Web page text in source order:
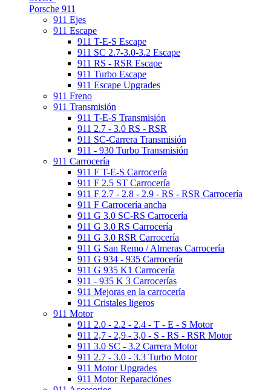
Porsche 911
911 Ejes
911 Escape
911 T-E-S Escape
911 SC 2.7-3.0-3.2 Escape
911 RS - RSR Escape
911 Turbo Escape
911 Escape Upgrades
911 Freno
911 Transmisión
911 T-E-S Transmisión
911 2.7 - 3.0 RS - RSR
911 SC-Carrera Transmisión
911 - 930 Turbo Transmisión
911 Carrocería
911 F T-E-S Carrocería
911 F 2.5 ST Carrocería
911 F 2.7 - 2.8 - 2.9 - RS - RSR Carrocería
911 F Carrocería ancha
911 G 3.0 SC-RS Carrocería
911 G 3.0 RS Carrocería
911 G 3.0 RSR Carrocería
911 G San Remo / Almeras Carrocería
911 G 934 - 935 Carrocería
911 G 935 K1 Carrocería
911 - 935 K 3 Carrocerías
911 Mejoras en la carrocería
911 Cristales ligeros
911 Motor
911 2.0 - 2.2 - 2.4 - T - E - S Motor
911 2,7 - 2,9 - 3,0 - S - RS - RSR Motor
911 3.0 SC - 3.2 Carrera Motor
911 2.7 - 3.0 - 3.3 Turbo Motor
911 Motor Upgrades
911 Motor Reparaciónes